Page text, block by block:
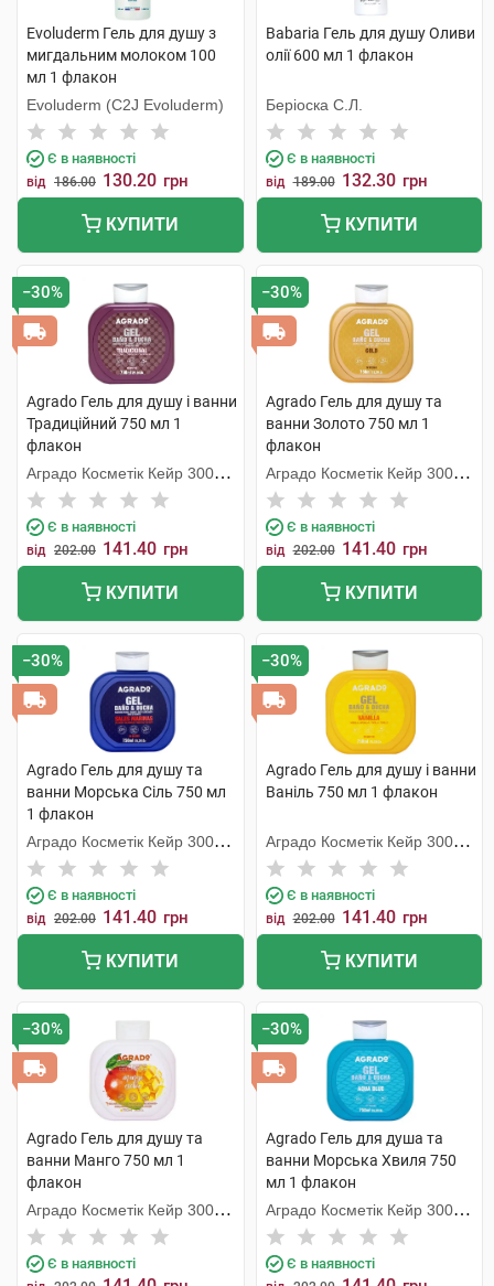
Evoluderm Гель для душу з
мигдальним молоком 100
мл 1 флакон
Evoluderm (C2J Evoluderm)
Є в наявності
від 186.00 130.20 грн
КУПИТИ
Babaria Гель для душу Оливи
олії 600 мл 1 флакон
Беріоска С.Л.
Є в наявності
від 189.00 132.30 грн
КУПИТИ
−30%
Agrado Гель для душу і ванни
Традиційний 750 мл 1
флакон
Аградо Косметік Кейр 3000
С.Л.У.
Є в наявності
від 202.00 141.40 грн
КУПИТИ
−30%
Agrado Гель для душу та
ванни Золото 750 мл 1
флакон
Аградо Косметік Кейр 3000
С.Л.У.
Є в наявності
від 202.00 141.40 грн
КУПИТИ
−30%
Agrado Гель для душу та
ванни Морська Сіль 750 мл
1 флакон
Аградо Косметік Кейр 3000
С.Л.У.
Є в наявності
від 202.00 141.40 грн
КУПИТИ
−30%
Agrado Гель для душу і ванни
Ваніль 750 мл 1 флакон
Аградо Косметік Кейр 3000
С.Л.У.
Є в наявності
від 202.00 141.40 грн
КУПИТИ
−30%
Agrado Гель для душу та
ванни Манго 750 мл 1
флакон
Аградо Косметік Кейр 3000
С.Л.У.
Є в наявності
−30%
Agrado Гель для душа та
ванни Морська Хвиля 750
мл 1 флакон
Аградо Косметік Кейр 3000
С.Л.У.
Є в наявності